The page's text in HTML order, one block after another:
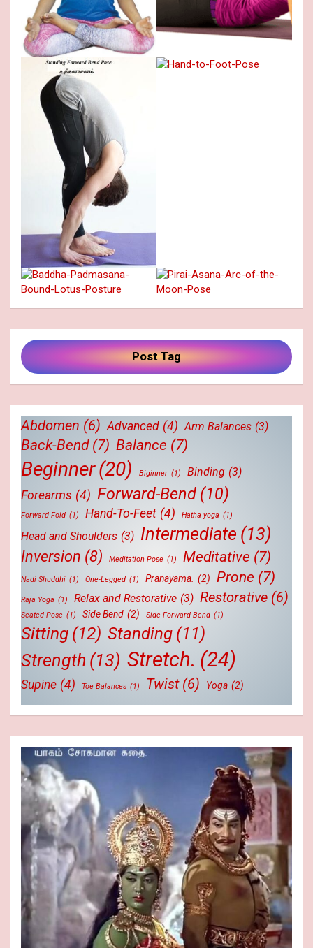
Post Tag
Abdomen (6) Advanced (4) Arm Balances (3)
Back-Bend (7) Balance (7)
Beginner(20) Biginner (1) Binding (3)
Forearms (4) Forward-Bend (10)
Forward Fold (1) Hand-To-Feet (4) Hatha yoga (1)
Head and Shoulders (3) Intermediate (13)
Inversion (8) Meditation Pose (1) Meditative (7)
Nadi Shuddhi (1) One-Legged (1) Pranayama. (2) Prone (7)
Raja Yoga (1) Relax and Restorative (3) Restorative (6)
Seated Pose (1) Side Bend (2) Side Forward-Bend (1)
Sitting (12) Standing (11)
Strength (13) Stretch. (24)
Supine (4) Toe Balances (1) Twist (6) Yoga (2)